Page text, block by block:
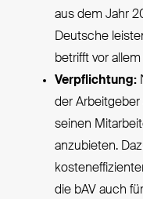
aus dem Jahr
Deutsche
betrifft vor
Verpflichtung:
der
seinen
anzubieten.
die bAV auch